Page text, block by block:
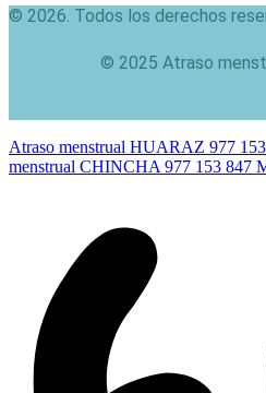
© 2026. Todos los derechos
© 2025 Atraso
Atraso menstrual HUARAZ 977
menstrual CHINCHA 977 153 847